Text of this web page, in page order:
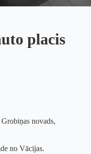
placis
novads,
no Vācijas.